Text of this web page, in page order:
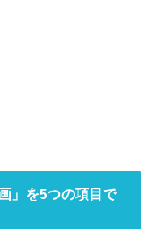
」を5つの項目で